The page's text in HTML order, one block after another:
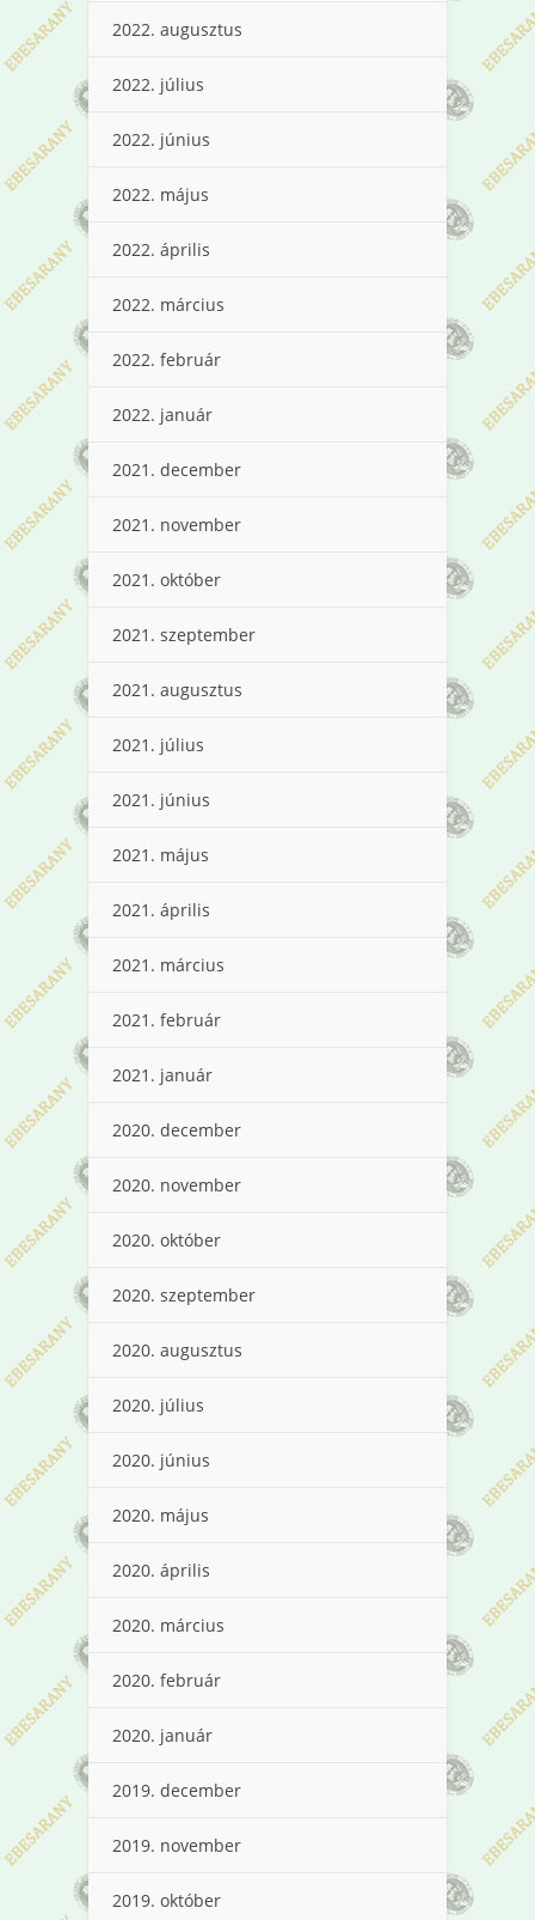
2022. augusztus
2022. július
2022. június
2022. május
2022. április
2022. március
2022. február
2022. január
2021. december
2021. november
2021. október
2021. szeptember
2021. augusztus
2021. július
2021. június
2021. május
2021. április
2021. március
2021. február
2021. január
2020. december
2020. november
2020. október
2020. szeptember
2020. augusztus
2020. július
2020. június
2020. május
2020. április
2020. március
2020. február
2020. január
2019. december
2019. november
2019. október